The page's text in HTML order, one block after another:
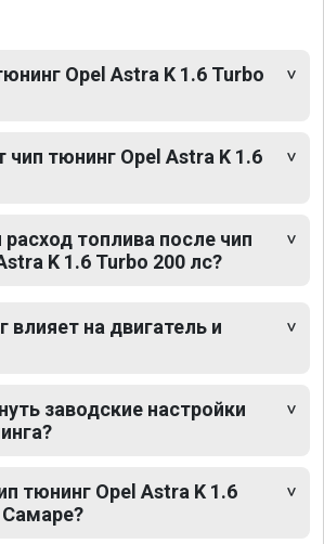
Opel Astra K 1.6 Turbo
чип тюнинг Opel Astra K 1.6
топлива после чип
K 1.6 Turbo 200 лс?
влияет на двигатель и
заводские настройки
тюнинг Opel Astra K 1.6
Самаре?